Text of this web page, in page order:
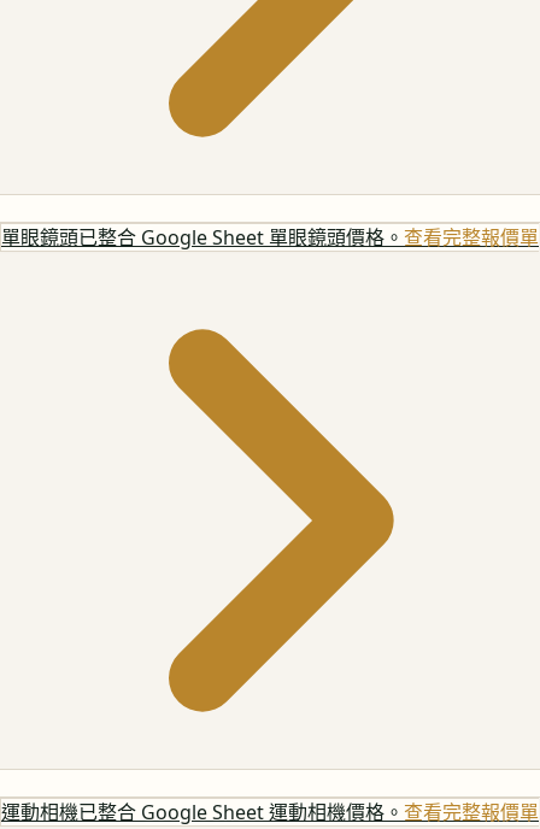
單眼鏡頭已整合 Google Sheet 單眼鏡頭價格。 查看完整報價單
運動相機已整合 Google Sheet 運動相機價格。 查看完整報價單